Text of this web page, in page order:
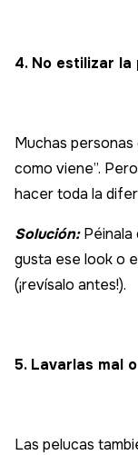
4. No estilizar la
Muchas
como viene”.
hacer toda la
Solución:Péinala
gusta ese look o
(¡revísalo antes!).
5. Lavarlas mal
Las pelucas